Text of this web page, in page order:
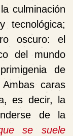
culminación
tecnológica;
oscuro: el
del mundo
de
caras
, es decir, la
de la
se suele